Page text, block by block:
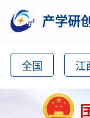
产学研
全国 江